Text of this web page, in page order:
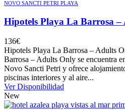
NOVO SANCTI PETRI PLAYA
Hipotels Playa La Barrosa
136€
Hipotels Playa La Barrosa – Adults
Barrosa – Adults Only se encuentra
Novo Sancti Petri y ofrece
piscinas interiores y al aire...
Ver Disponibilidad
New